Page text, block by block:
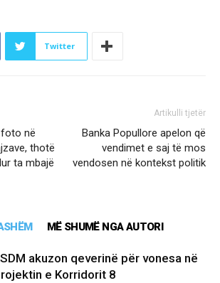
Twitter
në
thotë
ta mbajë
Artikulli tjetër
Banka Popullore apelon që
vendimet e saj të mos
vendosen në kontekst politik
MË SHUMË NGA AUTORI
akuzon qeverinë për vonesa në
e Korridorit 8